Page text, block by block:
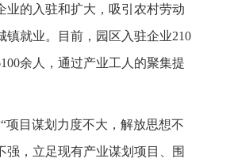
业的入驻和扩大，吸引农村劳动
镇就业。目前，园区入驻企业210
余人，通过产业工人的聚集提
“项目谋划力度不大，解放思想不
强，立足现有产业谋划项目、围